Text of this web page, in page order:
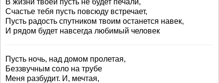
В жизни твоей пусть не будет печали,
Счастье тебя пусть повсюду встречает,
Пусть радость спутником твоим останется навек,
И рядом будет навсегда любимый человек
Пусть ночь, над домом пролетая,
Беззвучным соло на трубе
Меня разбудит. И, мечтая,